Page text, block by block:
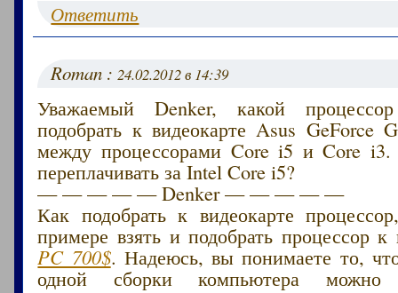
Ответить
Roman :24.02.2012 в 14:39
Уважаемый Denker, какой
подобрать к видеокарте Asus GeForce
между процессорами Core i5 и Core
переплачивать за Intel Core i5?
— — — — — Denker — — — — —
Как подобрать к видеокарте
примере взять и подобрать процессор
PC 700$. Надеюсь, вы понимаете то,
одной сборки компьютера можно